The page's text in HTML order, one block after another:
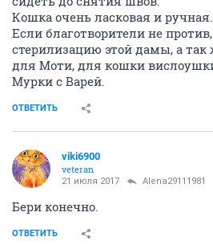
Остаток на 20.07.2017: -300,00 руб.